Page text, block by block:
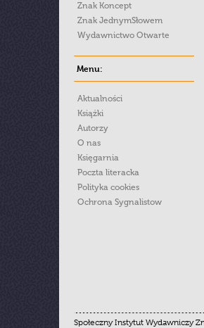
Znak Koncept
Znak JednymSłowem
Wydawnictwo Otwarte
Menu:
Aktualności
Książki
Autorzy
O nas
Księgarnia
Poczta literacka
Polityka cookies
Ochrona Sygnalistow
Społeczny Instytut Wydawniczy